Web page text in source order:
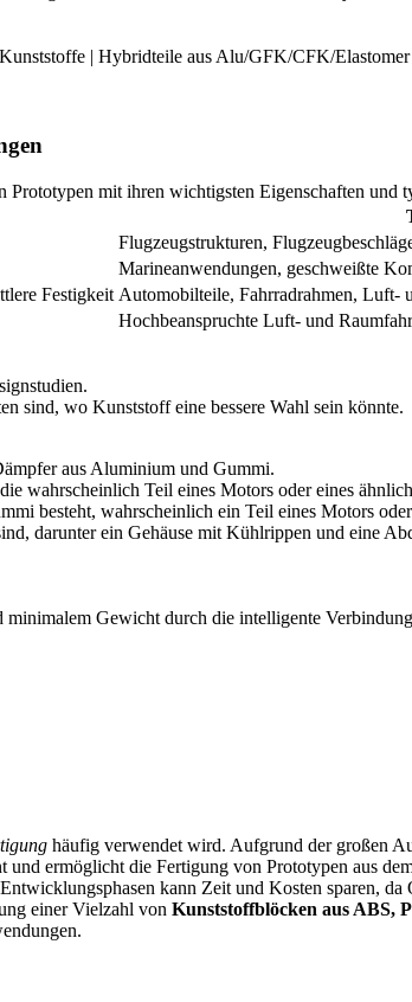
| Hybridteile aus Alu/GFK/CFK/Elastomer
mit ihren wichtigsten Eigenschaften und
Flugzeugstrukturen,
Marineanwendungen, geschweißte
Festigkeit Automobilteile, Fahrradrahmen, Luft-
Hochbeanspruchte Luft- und
sind, wo Kunststoff eine bessere Wahl sein könnte.
Gewicht durch die intelligente
häufig verwendet wird. Aufgrund der großen
und ermöglicht die Fertigung von Prototypen aus
kann Zeit und Kosten sparen, da
einer Vielzahl von Kunststoffblöcken aus ABS,